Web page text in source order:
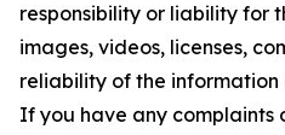
responsibility or liability for
images, videos, licenses,
reliability of the
If you have any complaints